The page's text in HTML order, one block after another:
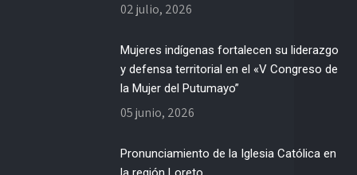
02 julio, 2026
Mujeres indígenas fortalecen su liderazgo
y defensa territorial en el «V Congreso de
la Mujer del Putumayo”
05 junio, 2026
Pronunciamiento de la Iglesia Católica en